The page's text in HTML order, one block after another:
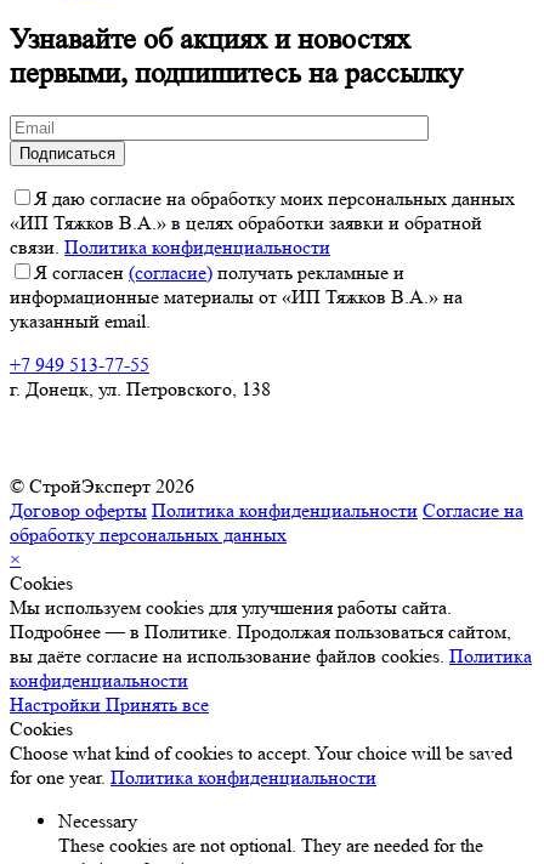
Узнавайте об акциях и новостях
первыми, подпишитесь на рассылку
Я даю согласие на обработку моих персональных данных
«ИП Тяжков В.А.» в целях обработки заявки и обратной
связи. Политика конфиденциальности
Я согласен (согласие) получать рекламные и
информационные материалы от «ИП Тяжков В.А.» на
указанный email.
+7 949 513-77-55
г. Донецк, ул. Петровского, 138
© СтройЭксперт 2026
Договор оферты Политика конфиденциальности Согласие на
обработку персональных данных
×
Cookies
Мы используем cookies для улучшения работы сайта.
Подробнее — в Политике. Продолжая пользоваться сайтом,
вы даёте согласие на использование файлов cookies. Политика
конфиденциальности
Настройки Принять все
Cookies
Choose what kind of cookies to accept. Your choice will be saved
for one year. Политика конфиденциальности
Necessary
These cookies are not optional. They are needed for the